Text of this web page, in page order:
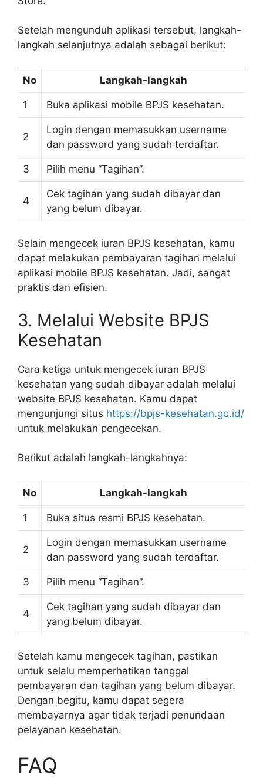
Setelah mengunduh aplikasi tersebut, langkah-
langkah selanjutnya adalah sebagai berikut:
No Langkah-langkah
1 Buka aplikasi mobile BPJS kesehatan.
2
Login dengan memasukkan username
dan password yang sudah terdaftar.
3 Pilih menu “Tagihan”.
4
Cek tagihan yang sudah dibayar dan
yang belum dibayar.
Selain mengecek iuran BPJS kesehatan, kamu
dapat melakukan pembayaran tagihan melalui
aplikasi mobile BPJS kesehatan. Jadi, sangat
praktis dan efisien.
3. Melalui Website BPJS
Kesehatan
Cara ketiga untuk mengecek iuran BPJS
kesehatan yang sudah dibayar adalah melalui
website BPJS kesehatan. Kamu dapat
mengunjungi situs https://bpjs-kesehatan.go.id/
untuk melakukan pengecekan.
Berikut adalah langkah-langkahnya:
No Langkah-langkah
1 Buka situs resmi BPJS kesehatan.
2
Login dengan memasukkan username
dan password yang sudah terdaftar.
3 Pilih menu “Tagihan”.
4
Cek tagihan yang sudah dibayar dan
yang belum dibayar.
Setelah kamu mengecek tagihan, pastikan
untuk selalu memperhatikan tanggal
pembayaran dan tagihan yang belum dibayar.
Dengan begitu, kamu dapat segera
membayarnya agar tidak terjadi penundaan
pelayanan kesehatan.
FAQ